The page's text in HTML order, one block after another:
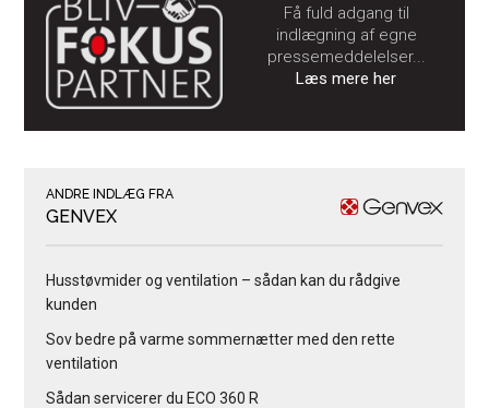
Få fuld adgang til
indlægning af egne
pressemeddelelser...
Læs mere her
ANDRE INDLÆG FRA
GENVEX
Husstøvmider og ventilation – sådan kan du rådgive
kunden
Sov bedre på varme sommernætter med den rette
ventilation
Sådan servicerer du ECO 360 R